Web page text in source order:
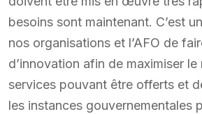
besoins sont maintenant. C’est
nos organisations et l’AFO de
d’innovation afin de maximiser
services pouvant être offerts et
les instances gouvernementales